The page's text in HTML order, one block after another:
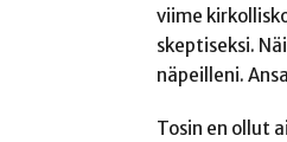
viime
skeptiseksi.
näpeilleni.
Tosin en ollut